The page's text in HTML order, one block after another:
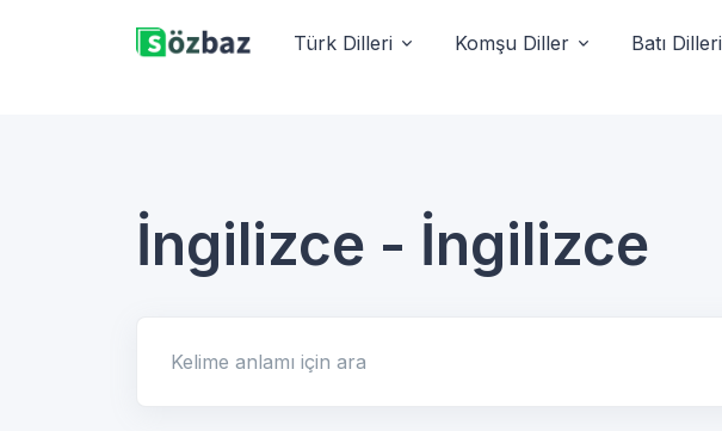
Türk Dilleri Komşu Diller Batı Dilleri
İngilizce - İngilizce